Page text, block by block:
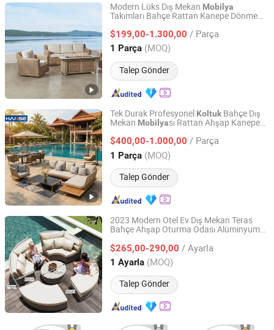
Modern Lüks Dış Mekan Mobilya
Takımları Bahçe Rattan Kanepe Dönme
$199,00-1.300,00 / Parça
1 Parça (MOQ)
Talep Gönder
Foshan Zhechengju Furniture Co., Ltd
Guangdong, China Fiyat 2024
Tek Durak Profesyonel KoltukBahçe Dış
Mekan Mobilyası Rattan Ahşap Kanepe
$400,00-1.000,00 / Parça
1 Parça (MOQ)
Talep Gönder
Foshan Hanse Industrial Co., Ltd.
Guangdong, China Fiyat 2018
2023 Modern Otel Ev Dış Mekan Teras
Bahçe Ahşap Oturma Odası Alüminyum
MobilyaYan Kahve Masası ile
$265,00-290,00 / Ayarla
1 Ayarla (MOQ)
Talep Gönder
SHAOXING OLE LEISURE CO., LTD.
Zhejiang, China Fiyat 2020